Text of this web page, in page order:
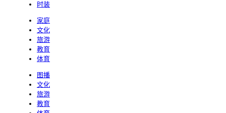
时装
家庭
文化
旅游
教育
体育
图播
文化
旅游
教育